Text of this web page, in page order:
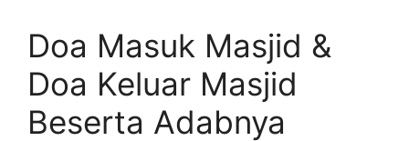
Doa Masuk Masjid &
Doa Keluar Masjid
Beserta Adabnya